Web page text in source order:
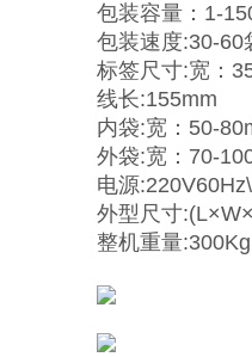
包装容量：1-
包装速度:30-60
标签尺寸:宽：
线长:155mm
内袋:宽：50-
外袋:宽：70-
电源
外型尺寸
整机重量:300Kg